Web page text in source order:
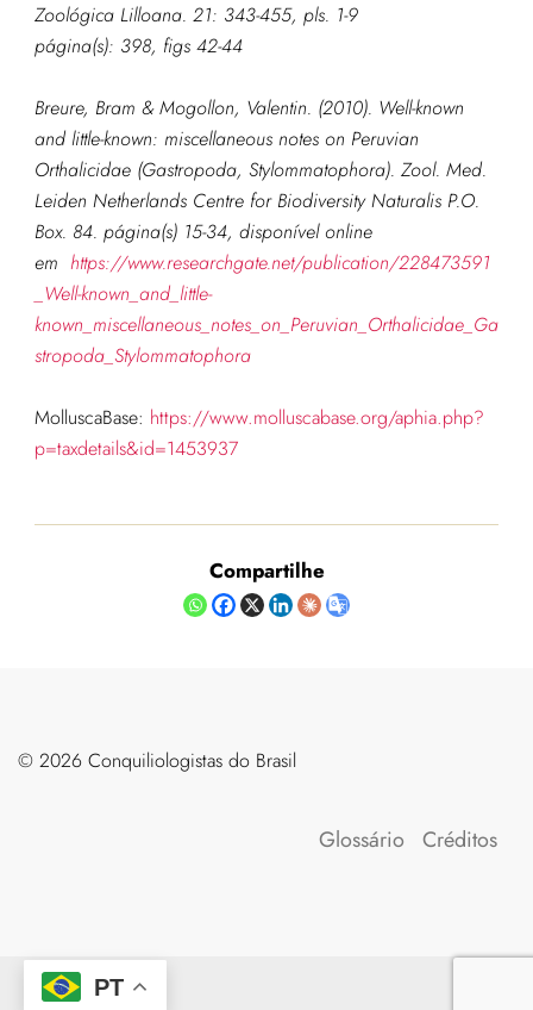
Zoológica Lilloana. 21: 343-455, pls. 1-9
página(s): 398, figs 42-44
Breure, Bram & Mogollon, Valentin. (2010). Well-known
and little-known: miscellaneous notes on Peruvian
Orthalicidae (Gastropoda, Stylommatophora). Zool. Med.
Leiden Netherlands Centre for Biodiversity Naturalis P.O.
Box. 84. página(s) 15-34, disponível online
em https://www.researchgate.net/publication/228473591
_Well-known_and_little-
known_miscellaneous_notes_on_Peruvian_Orthalicidae_Ga
stropoda_Stylommatophora
MolluscaBase: https://www.molluscabase.org/aphia.php?
p=taxdetails&id=1453937
Compartilhe
©️ 2026 Conquiliologistas do Brasil
Glossário Créditos
PT